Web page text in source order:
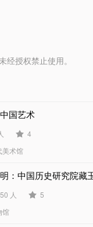
授权禁止使用。
国艺术
4
美术馆
：中国历史研究院藏
50 人
5
馆